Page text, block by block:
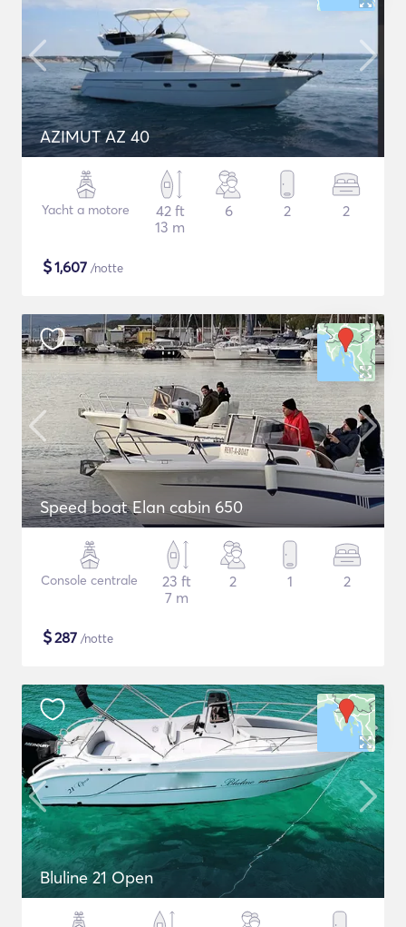
AZIMUT AZ 40
Yacht a motore
42 ft
13 m
6 2 2
$1,607 /notte
Speed boat Elan cabin 650
Console centrale
23 ft
7 m
2 1 2
$287 /notte
Bluline 21 Open